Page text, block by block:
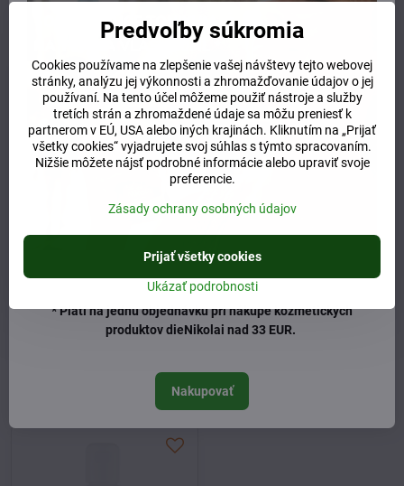
Súvisiaci produkt
Wegwartehof baby balzam
Do košíka
Naposledy ste si prezerali
Predvoľby súkromia
Cookies používame na zlepšenie vašej návštevy tejto webovej
stránky, analýzu jej výkonnosti a zhromažďovanie údajov o jej
používaní. Na tento účel môžeme použiť nástroje a služby
tretích strán a zhromaždené údaje sa môžu preniesť k
partnerom v EÚ, USA alebo iných krajinách. Kliknutím na „Prijať
všetky cookies“ vyjadrujete svoj súhlas s týmto spracovaním.
Nižšie môžete nájsť podrobné informácie alebo upraviť svoje
preferencie.
Zásady ochrany osobných údajov
Ukázať podrobnosti
Prijať všetky cookies
* Platí na jednu objednávku pri nákupe kozmetických
produktov dieNikolai nad 33 EUR.
Nakupovať